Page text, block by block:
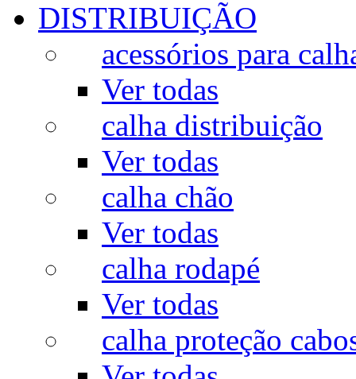
DISTRIBUIÇÃO
acessórios para
Ver todas
calha distribuição
Ver todas
calha chão
Ver todas
calha rodapé
Ver todas
calha proteção